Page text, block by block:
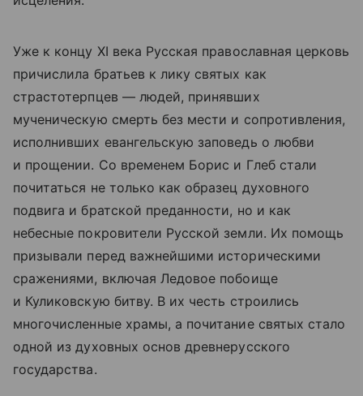
Уже к концу XI века Русская православная церковь
причислила братьев к лику святых как
страстотерпцев — людей, принявших
мученическую смерть без мести и сопротивления,
исполнивших евангельскую заповедь о любви
и прощении. Со временем Борис и Глеб стали
почитаться не только как образец духовного
подвига и братской преданности, но и как
небесные покровители Русской земли. Их помощь
призывали перед важнейшими историческими
сражениями, включая Ледовое побоище
и Куликовскую битву. В их честь строились
многочисленные храмы, а почитание святых стало
одной из духовных основ древнерусского
государства.